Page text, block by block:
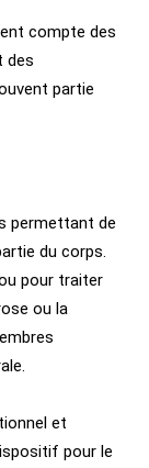
compte des
des
partie
permettant de
du corps.
pour traiter
ou la
et
pour le